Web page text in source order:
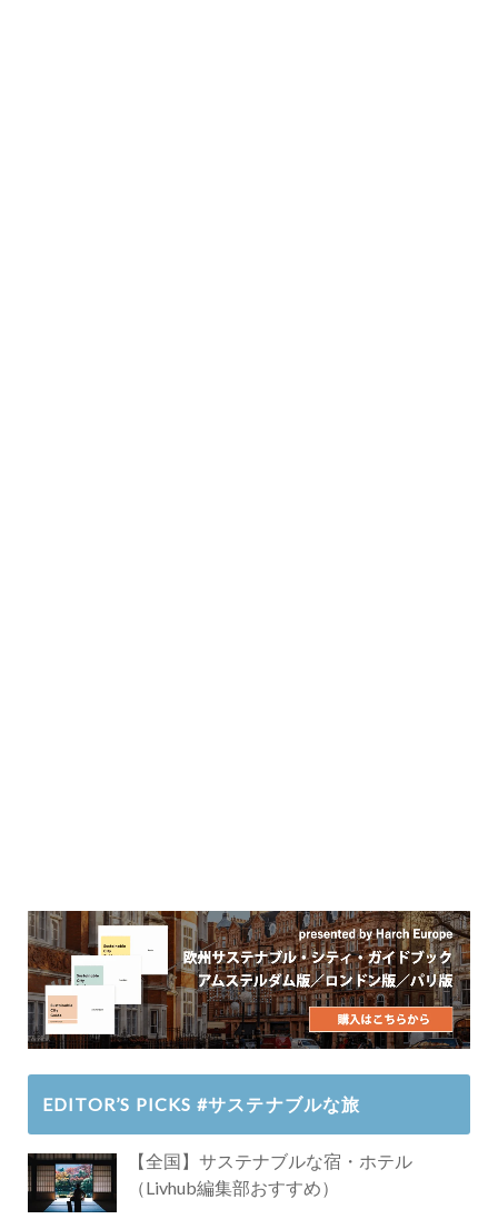
EDITOR’S PICKS #サステナブルな旅
【全国】サステナブルな宿・ホテル
（Livhub編集部おすすめ）